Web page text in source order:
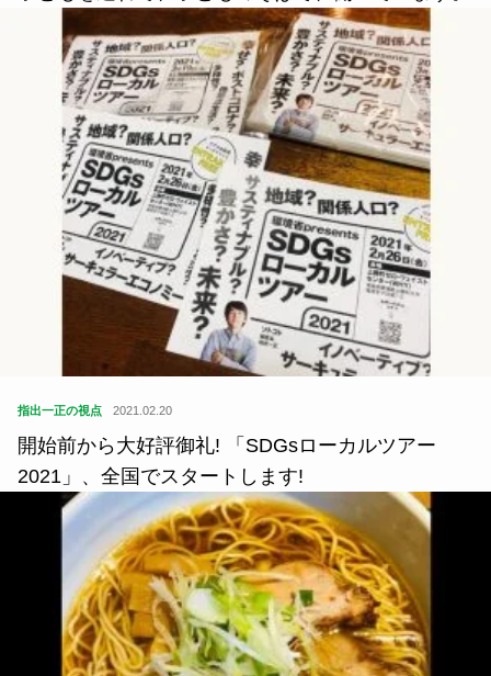
指出一正の視点 2021.02.20
開始前から大好評御礼! 「SDGsローカルツアー
2021」、全国でスタートします!